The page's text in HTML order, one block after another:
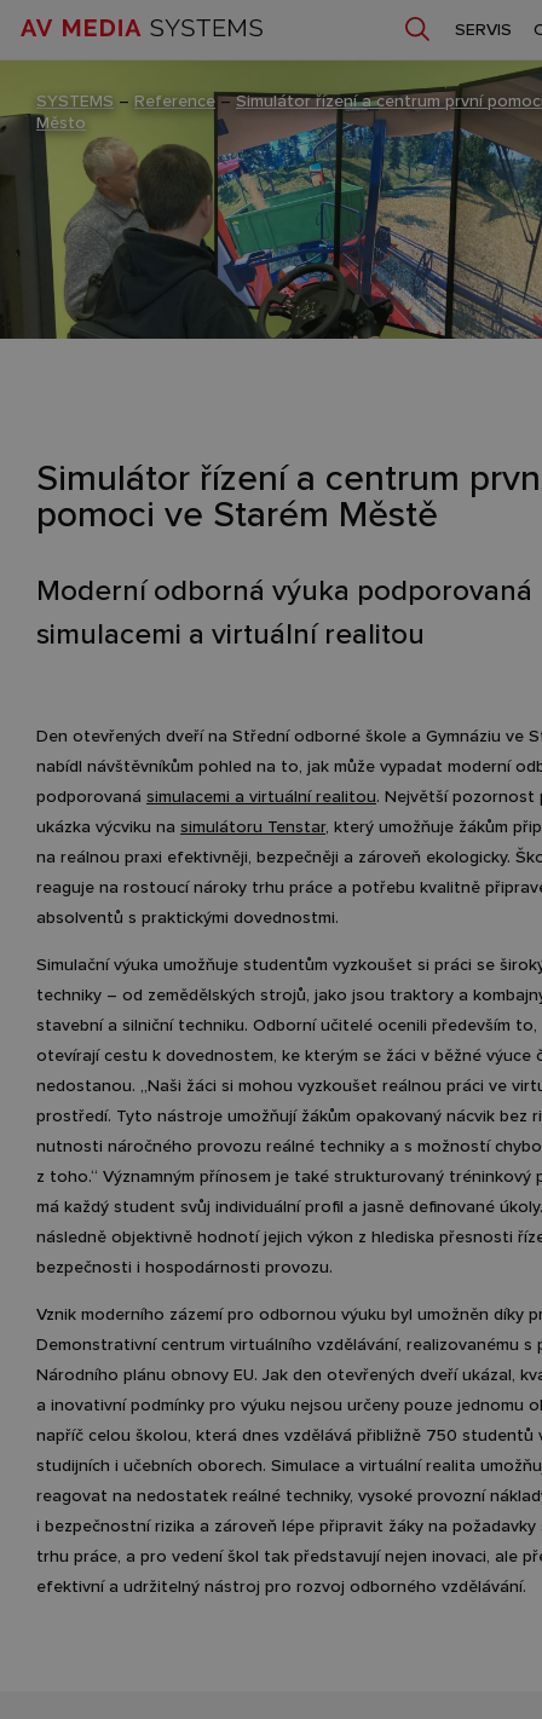
SERVIS
SYSTEMS – Reference–Simulátor řízení a centrum první
Město
Simulátor řízení a centrum
pomoci ve Starém Městě
Moderní odborná výuka podporovaná
simulacemi a virtuální realitou
Den otevřených dveří na Střední odborné škole a Gymnáziu ve
nabídl návštěvníkům pohled na to, jak může vypadat moderní
podporovaná simulacemi a virtuální realitou. Největší pozornost
ukázka výcviku na simulátoru Tenstar, který umožňuje žákům
na reálnou praxi efektivněji, bezpečněji a zároveň ekologicky.
reaguje na rostoucí nároky trhu práce a potřebu kvalitně
absolventů s praktickými dovednostmi.
Simulační výuka umožňuje studentům vyzkoušet si práci se
techniky – od zemědělských strojů, jako jsou traktory a
stavební a silniční techniku. Odborní učitelé ocenili především to,
otevírají cestu k dovednostem, ke kterým se žáci v běžné výuce
nedostanou. „Naši žáci si mohou vyzkoušet reálnou práci ve
prostředí. Tyto nástroje umožňují žákům opakovaný nácvik bez
nutnosti náročného provozu reálné techniky a s možností
z toho.“ Významným přínosem je také strukturovaný tréninkový
má každý student svůj individuální profil a jasně definované
následně objektivně hodnotí jejich výkon z hlediska přesnosti
bezpečnosti i hospodárnosti provozu.
Vznik moderního zázemí pro odbornou výuku byl umožněn díky
Demonstrativní centrum virtuálního vzdělávání, realizovanému s
Národního plánu obnovy EU. Jak den otevřených dveří ukázal,
a inovativní podmínky pro výuku nejsou určeny pouze jednomu
napříč celou školou, která dnes vzdělává přibližně 750 studentů
studijních i učebních oborech. Simulace a virtuální realita
reagovat na nedostatek reálné techniky, vysoké provozní
i bezpečnostní rizika a zároveň lépe připravit žáky na
trhu práce, a pro vedení škol tak představují nejen inovaci, ale
efektivní a udržitelný nástroj pro rozvoj odborného vzdělávání.